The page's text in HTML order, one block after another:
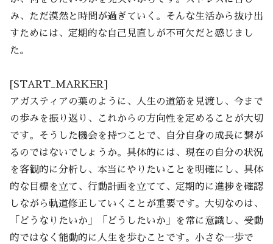
み、ただ漠然と時間が過ぎていく。そんな生活から抜け出
すためには、定期的な自己見直しが不可欠だと感じまし
た。
[START_MARKER]
アガスティアの葉のように、人生の道筋を見渡し、今まで
の歩みを振り返り、これからの方向性を定めることが大切
です。そうした機会を持つことで、自分自身の成長に繋が
るのではないでしょうか。具体的には、現在の自分の状況
を客観的に分析し、本当にやりたいことを明確にし、具体
的な目標を立て、行動計画を立てて、定期的に進捗を確認
しながら軌道修正していくことが重要です。大切なのは、
「どうなりたいか」「どうしたいか」を常に意識し、受動
的ではなく能動的に人生を歩むことです。小さな一歩で